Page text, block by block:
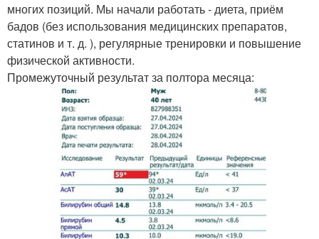
многих позиций. Мы начали работать - диета, приём
бадов (без использования медицинских препаратов,
статинов и т. д. ), регулярные тренировки и повышение
физической активности.
Промежуточный результат за полтора месяца: